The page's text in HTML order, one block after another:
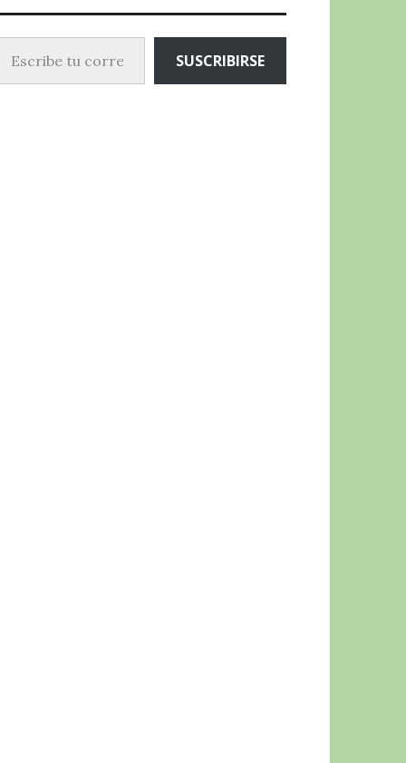
tu correo electrónico…
SUSCRIBIRSE